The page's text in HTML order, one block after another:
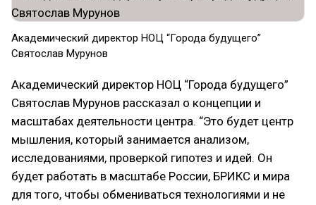
Академический директор НОЦ “Города будущего”
Святослав Мурунов
Академический директор НОЦ “Города будущего”
Святослав Мурунов рассказал о концепции и
масштабах деятельности центра. “Это будет центр
мышления, который занимается анализом,
исследованиями, проверкой гипотез и идей. Он
будет работать в масштабе России, БРИКС и мира
для того, чтобы обмениваться технологиями и не